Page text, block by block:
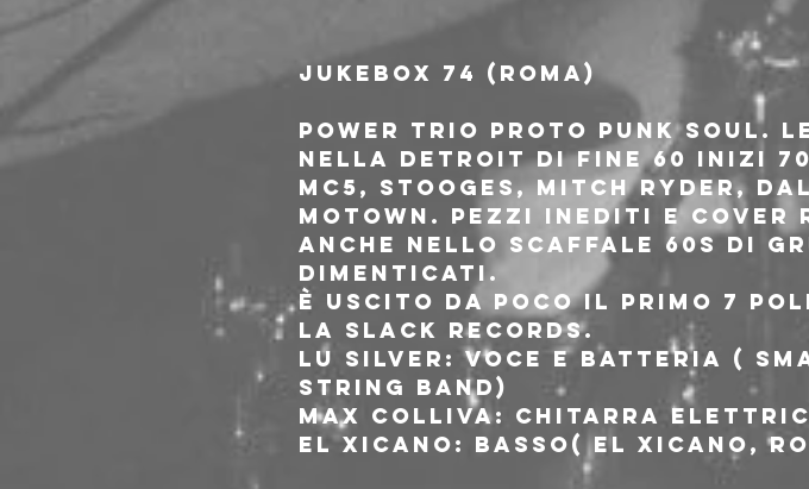
JUKEBOX 74 (ROMA)
Power trio proto punk soul.
nella Detroit di fine 60 inizi
MC5, Stooges, Mitch Ryder,
Motown. Pezzi inediti e
anche nello scaffale 60s di
dimenticati.
È uscito da poco il primo 7
la slack records.
Lu silver: voce e batteria (
string band)
Max colliva: chitarra
El xicano: basso( El xicano,